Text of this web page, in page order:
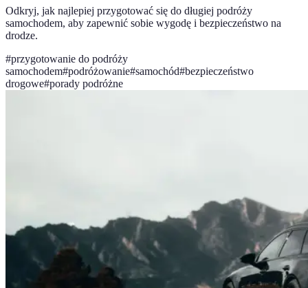
Odkryj, jak najlepiej przygotować się do długiej podróży
samochodem, aby zapewnić sobie wygodę i bezpieczeństwo na
drodze.
#przygotowanie do podróży
samochodem#podróżowanie#samochód#bezpieczeństwo
drogowe#porady podróżne